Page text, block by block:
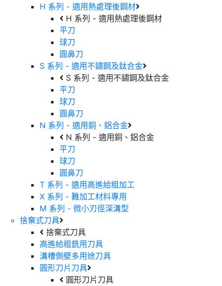
H 系列 - 適用熱處理後鋼材
H 系列 - 適用熱處理後鋼材
平刀
球刀
圓鼻刀
S 系列 - 適用不鏽鋼及鈦合金
S 系列 - 適用不鏽鋼及鈦合金
平刀
球刀
圓鼻刀
N 系列 - 適用銅、鋁合金
N 系列 - 適用銅、鋁合金
平刀
球刀
圓鼻刀
T 系列 - 適用高進給粗加工
X 系列 - 難加工材料專用
M 系列 - 微小刃徑深溝型
捨棄式刀具
捨棄式刀具
高進給粗銑用刀具
溝槽側壁多用途刀具
圓形刀片刀具
圓形刀片刀具